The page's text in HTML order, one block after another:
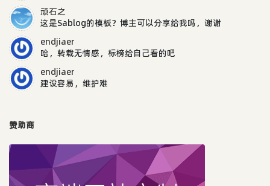
顽石之
这是Sablog的模板？博主可以分享给我吗，谢谢
endjiaer
哈，转载无情感，标榜给自己看的吧
endjiaer
建设容易，维护难
赞助商